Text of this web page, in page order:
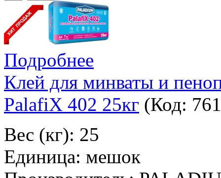
Подробнее
Клей для минваты и
PalafiX 402 25кг (Код:
Вес (кг): 25
Единица: мешок